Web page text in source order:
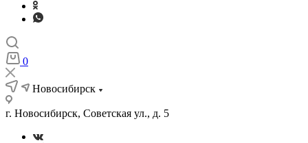
0
Новосибирск
г. Новосибирск, Советская ул., д. 5